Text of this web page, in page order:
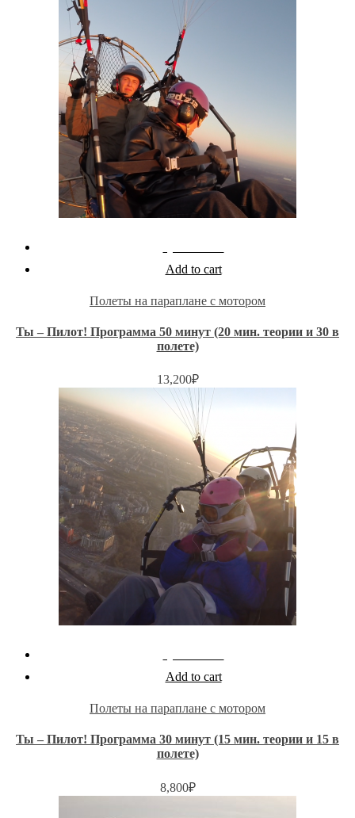
Add to cart
Полеты на параплане с мотором
Ты – Пилот! Программа 50 минут (20 мин. теории и 30 в
полете)
13,200₽
Add to cart
Полеты на параплане с мотором
Ты – Пилот! Программа 30 минут (15 мин. теории и 15 в
полете)
8,800₽